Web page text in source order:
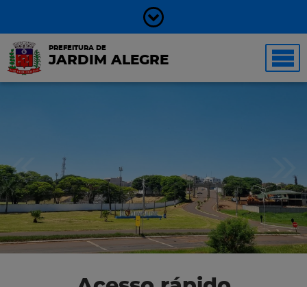
PREFEITURA DE
JARDIM ALEGRE